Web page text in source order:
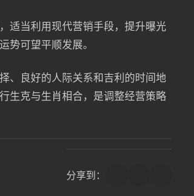
适当利用现代营销手段，提升曝光
势可望平顺发展。
、良好的人际关系和吉利的时间地
生克与生肖相合，是调整经营策略
分享到：